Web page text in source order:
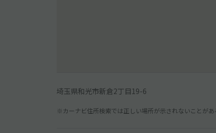
埼玉県和光市新倉2丁目19-6
※カーナビ住所検索では正しい場所が示されないことが